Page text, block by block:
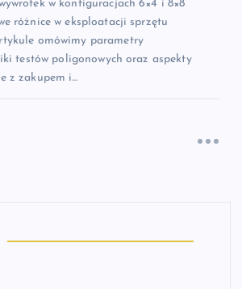
w konfiguracjach 6×4 i 8×8
różnice w eksploatacji sprzętu
omówimy parametry
testów poligonowych oraz aspekty
z zakupem i…